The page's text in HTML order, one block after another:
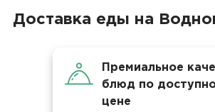
Доставка еды на
Премиальное
блюд по
цене